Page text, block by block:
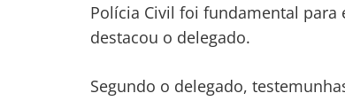
Polícia Civil foi fundamental para
destacou o delegado.
Segundo o delegado,